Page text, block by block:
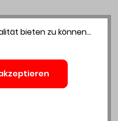
bieten zu können...